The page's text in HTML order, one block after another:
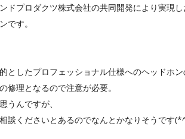
ドプロダクツ株式会社の共同開発により実現
です。
としたプロフェッショナル仕様へのヘッドホ
修理となるので注意が必要。
うんですが、
談くださいとあるのでなんとかなりそうです